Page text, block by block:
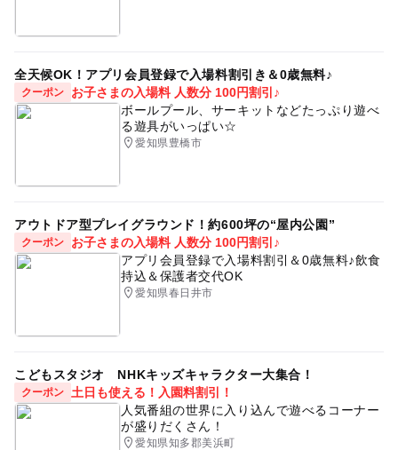
全天候OK！アプリ会員登録で入場料割引き＆0歳無料♪
クーポン
お子さまの入場料 人数分 100円割引♪
ボールプール、サーキットなどたっぷり遊べ
る遊具がいっぱい☆
愛知県豊橋市
アウトドア型プレイグラウンド！約600坪の“屋内公園”
クーポン
お子さまの入場料 人数分 100円割引♪
アプリ会員登録で入場料割引＆0歳無料♪飲食
持込＆保護者交代OK
愛知県春日井市
こどもスタジオ NHKキッズキャラクター大集合！
クーポン
土日も使える！入園料割引！
人気番組の世界に入り込んで遊べるコーナー
が盛りだくさん！
愛知県知多郡美浜町